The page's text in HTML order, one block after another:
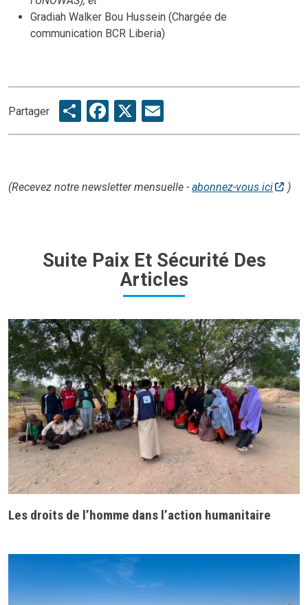
Gradiah Walker Bou Hussein (Chargée de
communication BCR Liberia)
Partager ShareFacebook
X
(Recevez notre newsletter mensuelle - abonnez-vous ici )
Suite Paix Et Sécurité Des
Articles
Les droits de l’homme dans l’action humanitaire